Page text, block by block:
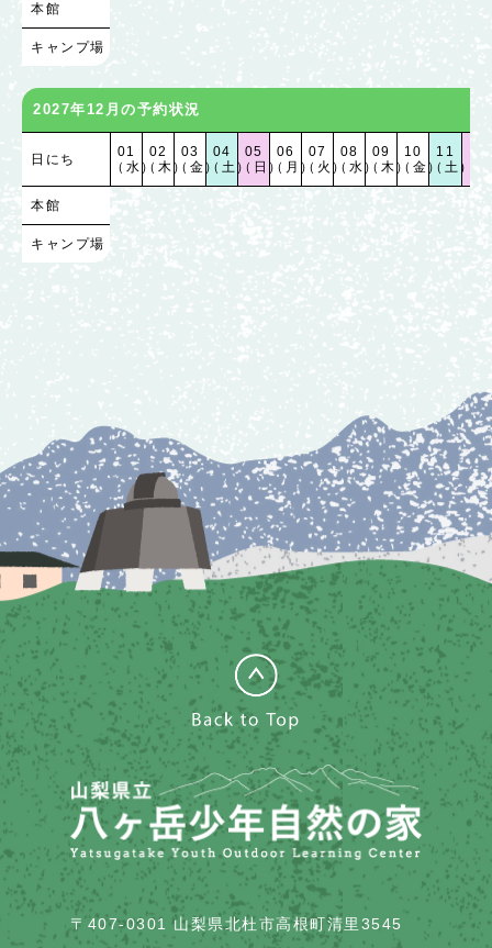
本館
キャンプ場
2027年12月の予約状況
日にち
01
（水）
02
（木）
03
（金）
04
（土）
05
（日）
06
（月）
07
（火）
08
（水）
09
（木）
10
（金）
11
（土）（
本館
キャンプ場
〒407-0301 山梨県北杜市高根町清里3545